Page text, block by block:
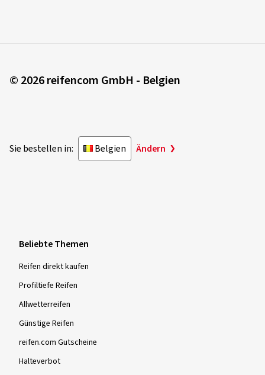
© 2026 reifencom GmbH - Belgien
Sie bestellen in: Belgien Ändern
Beliebte Themen
Reifen direkt kaufen
Profiltiefe Reifen
Allwetterreifen
Günstige Reifen
reifen.com Gutscheine
Halteverbot